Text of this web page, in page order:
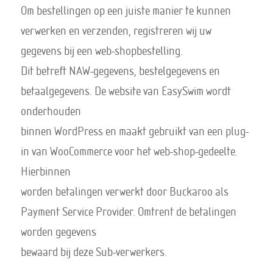
Om bestellingen op een juiste manier te kunnen
verwerken en verzenden, registreren wij uw
gegevens bij een web-shopbestelling.
Dit betreft NAW-gegevens, bestelgegevens en
betaalgegevens. De website van EasySwim wordt
onderhouden
binnen WordPress en maakt gebruikt van een plug-
in van WooCommerce voor het web-shop-gedeelte.
Hierbinnen
worden betalingen verwerkt door Buckaroo als
Payment Service Provider. Omtrent de betalingen
worden gegevens
bewaard bij deze Sub-verwerkers.